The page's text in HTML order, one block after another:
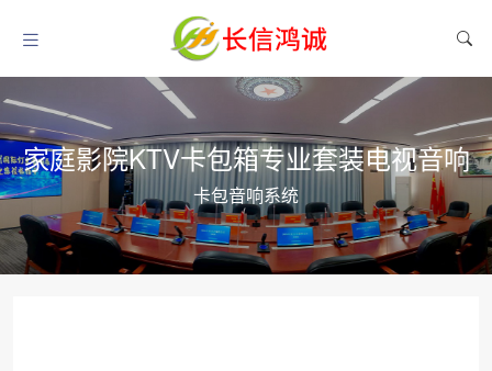
家庭影院KTV卡包箱专业套装电视音响
卡包音响系统